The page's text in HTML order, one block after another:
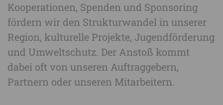
Kooperationen, Spenden und Sponsoring
fördern wir den Strukturwandel in unserer
Region, kulturelle Projekte, Jugendförderung
und Umweltschutz. Der Anstoß kommt
dabei oft von unseren Auftraggebern,
Partnern oder unseren Mitarbeitern.